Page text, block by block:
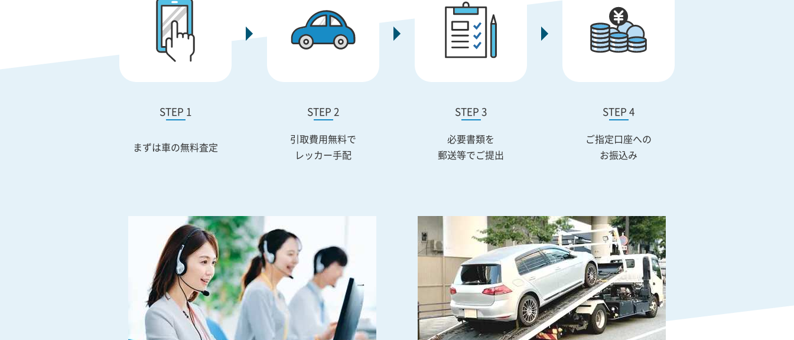
STEP 1
まずは車の無料査定
STEP 2
引取費用無料で
レッカー手配
STEP 3
必要書類を
郵送等でご提出
STEP 4
ご指定口座への
お振込み